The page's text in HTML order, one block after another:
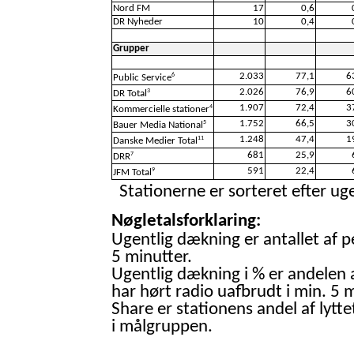
Nord FM
17 0,6
DR Nyheder
10 0,4
Grupper
Public Service6 2.033 77,1
DR Total 3 2.026 76,9
Kommercielle stationer4 1.907 72,4
Bauer Media National 5 1.752 66,5
Danske Medier Total 11 1.248 47,4
DRR7 681 25,9
JFM Total 9 591 22,4
Stationerne er sorteret efter
Nøgletalsforklaring:
Ugentlig dækning er antallet af
5 minutter.
Ugentlig dækning i % er
har hørt radio uafbrudt i min. 5
Share er stationens andel af
i målgruppen.